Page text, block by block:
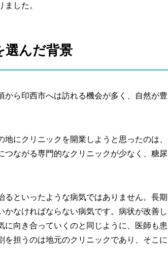
した。
選んだ背景
ら印西市へは訪れる機会が多く、自然が豊
にクリニックを開業しようと思ったのは、
ながる専門的なクリニックが少なく、糖尿
といったような病気ではありません。長期
なければならない病気です。病状が改善し
向き合っていくのと同じように、医師も患
担うのは地元のクリニックであり、そこに